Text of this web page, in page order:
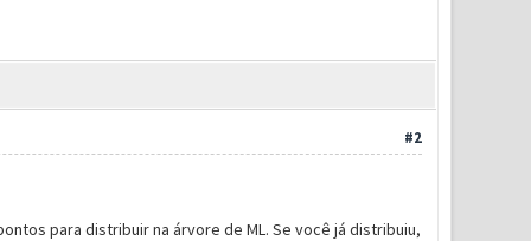
#2
para distribuir na árvore de ML. Se você já distribuiu,